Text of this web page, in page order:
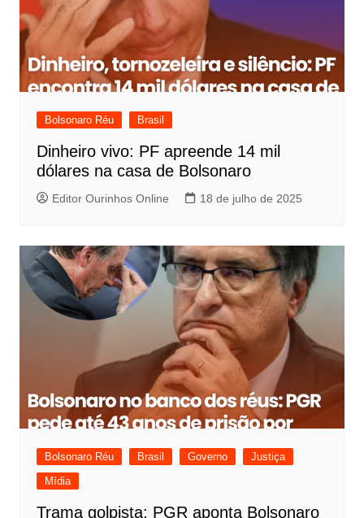
Bolsonaro Réu Brasil
Dinheiro vivo: PF apreende 14 mil
dólares na casa de Bolsonaro
Editor Ourinhos Online 18 de julho de 2025
Bolsonaro Réu Brasil Governo
Justiça
Mídia
Trama golpista: PGR aponta Bolsonaro